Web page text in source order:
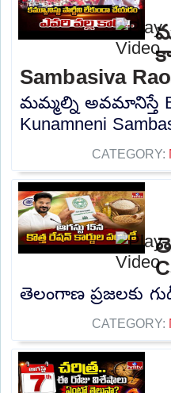
Sambasiva
మమ్మల్ని అవమానిస్తే
Kunamneni
CATEGORY:
తెలంగాణ ప్రజలకు
CATEGORY: